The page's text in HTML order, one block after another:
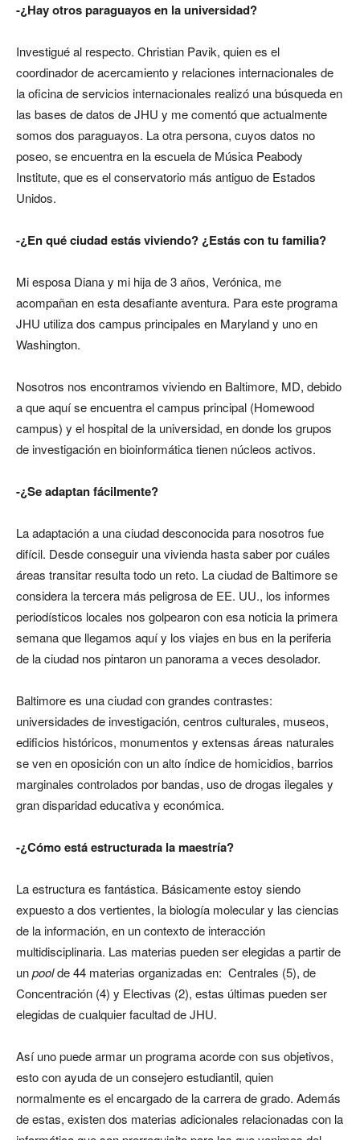
-¿Hay otros paraguayos en la universidad?
Investigué al respecto. Christian Pavik, quien es el
coordinador de acercamiento y relaciones internacionales de
la oficina de servicios internacionales realizó una búsqueda en
las bases de datos de JHU y me comentó que actualmente
somos dos paraguayos. La otra persona, cuyos datos no
poseo, se encuentra en la escuela de Música Peabody
Institute, que es el conservatorio más antiguo de Estados
Unidos.
-¿En qué ciudad estás viviendo? ¿Estás con tu familia?
Mi esposa Diana y mi hija de 3 años, Verónica, me
acompañan en esta desafiante aventura. Para este programa
JHU utiliza dos campus principales en Maryland y uno en
Washington.
Nosotros nos encontramos viviendo en Baltimore, MD, debido
a que aquí se encuentra el campus principal (Homewood
campus) y el hospital de la universidad, en donde los grupos
de investigación en bioinformática tienen núcleos activos.
-¿Se adaptan fácilmente?
La adaptación a una ciudad desconocida para nosotros fue
difícil. Desde conseguir una vivienda hasta saber por cuáles
áreas transitar resulta todo un reto. La ciudad de Baltimore se
considera la tercera más peligrosa de EE. UU., los informes
periodísticos locales nos golpearon con esa noticia la primera
semana que llegamos aquí y los viajes en bus en la periferia
de la ciudad nos pintaron un panorama a veces desolador.
Baltimore es una ciudad con grandes contrastes:
universidades de investigación, centros culturales, museos,
edificios históricos, monumentos y extensas áreas naturales
se ven en oposición con un alto índice de homicidios, barrios
marginales controlados por bandas, uso de drogas ilegales y
gran disparidad educativa y económica.
-¿Cómo está estructurada la maestría?
La estructura es fantástica. Básicamente estoy siendo
expuesto a dos vertientes, la biología molecular y las ciencias
de la información, en un contexto de interacción
multidisciplinaria. Las materias pueden ser elegidas a partir de
unpoolde 44 materias organizadas en: Centrales (5), de
Concentración (4) y Electivas (2), estas últimas pueden ser
elegidas de cualquier facultad de JHU.
Así uno puede armar un programa acorde con sus objetivos,
esto con ayuda de un consejero estudiantil, quien
normalmente es el encargado de la carrera de grado. Además
de estas, existen dos materias adicionales relacionadas con la